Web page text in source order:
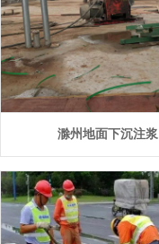
滁州地面下沉注浆